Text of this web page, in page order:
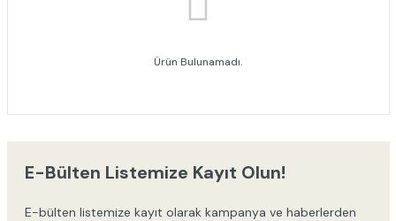
Ürün Bulunamadı.
E-Bülten Listemize Kayıt Olun!
E-bülten listemize kayıt olarak kampanya ve haberlerden